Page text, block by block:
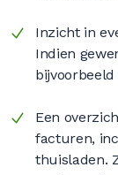
Inzicht in
Indien
Een
facturen,
thuisladen.